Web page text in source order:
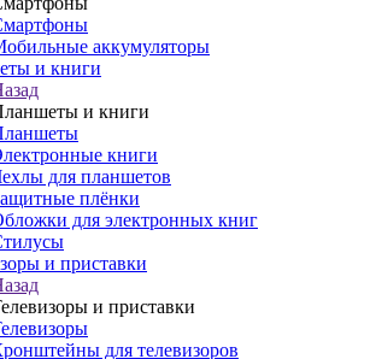
аккумуляторы
и книги
и книги
книги
для планшетов
плёнки
для электронных книг
и приставки
и приставки
для телевизоров